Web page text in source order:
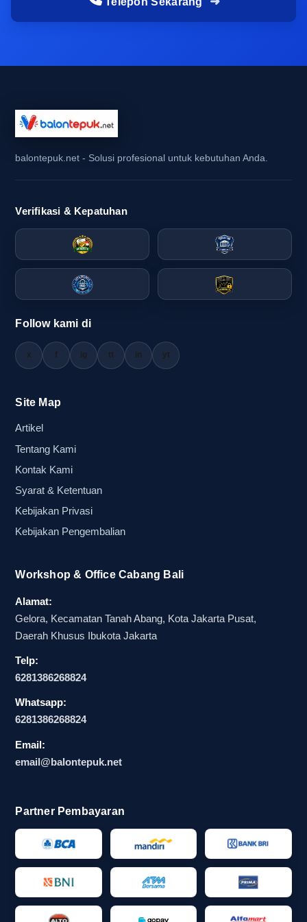
Penyesuaian warna sebaiknya dimulai dari
cerah akan lebih efektif menciptakan kontras.
dapat menjaga tampilan tetap seimbang.
Pendekatan ini membantu panitia event terlihat
rapi tanpa kehilangan daya tarik visual.
idealnya mengikuti palet brand agar pesan
lokal biasanya juga mempertimbangkan warna
logo, kain seragam, dan materi cetak lainnya agar
semua elemen saling mendukung. Dengan
begitu, balon tepuk bali tidak berdiri sendiri,
melainkan menjadi bagian dari identitas acara
serasi dan dampaknya pada daya tarik
audiens
Masalah yang paling sering muncul adalah warna
balon tepuk yang dipilih tidak serasi dengan
identitas acara sehingga tampilan visual kurang
kuat dan daya tarik audiens menurun. Kondisi ini
massal. Dalam event besar, kesan tidak serasi
dapat mengurangi profesionalitas penyelenggara
di mata peserta maupun sponsor.
dengan backdrop atau dekorasi, sehingga balon
tepuk bali kehilangan efek menonjolnya. Di
sinilah pentingnya memahami kombinasi warna
balon tepuk sejak awal, bukan hanya saat
baik, panitia dapat menghindari pembelian
Makna warna balon tepuk dalam
membangun suasana acara
Makna warna balon tepuk sering kali memberi
pengaruh psikologis yang tidak disadari. Warna
balontepuk.net - Solusi profesional untuk kebutuhan Anda.
Verifikasi & Kepatuhan
Follow kami di
x f ig tt in yt
Site Map
Artikel
Tentang Kami
Kontak Kami
Syarat & Ketentuan
Kebijakan Privasi
Kebijakan Pengembalian
Workshop & Office Cabang Bali
Alamat:
Gelora, Kecamatan Tanah Abang, Kota Jakarta Pusat,
Daerah Khusus Ibukota Jakarta
Telp:
6281386268824
Whatsapp:
6281386268824
Email:
email@balontepuk.net
Partner Pembayaran